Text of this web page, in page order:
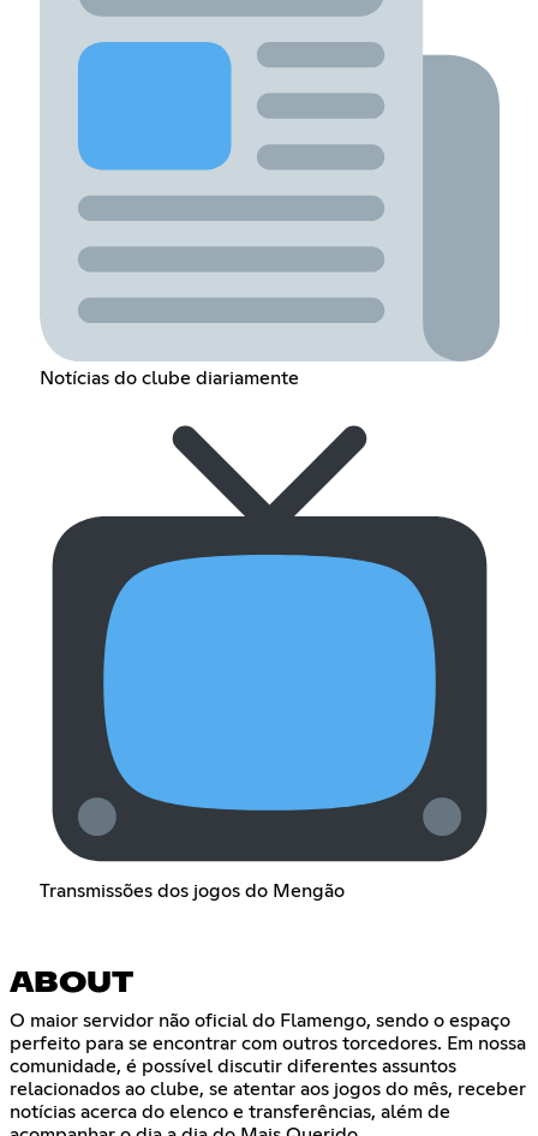
Notícias do clube diariamente
Transmissões dos jogos do Mengão
ABOUT
O maior servidor não oficial do Flamengo, sendo o espaço
perfeito para se encontrar com outros torcedores. Em nossa
comunidade, é possível discutir diferentes assuntos
relacionados ao clube, se atentar aos jogos do mês, receber
notícias acerca do elenco e transferências, além de